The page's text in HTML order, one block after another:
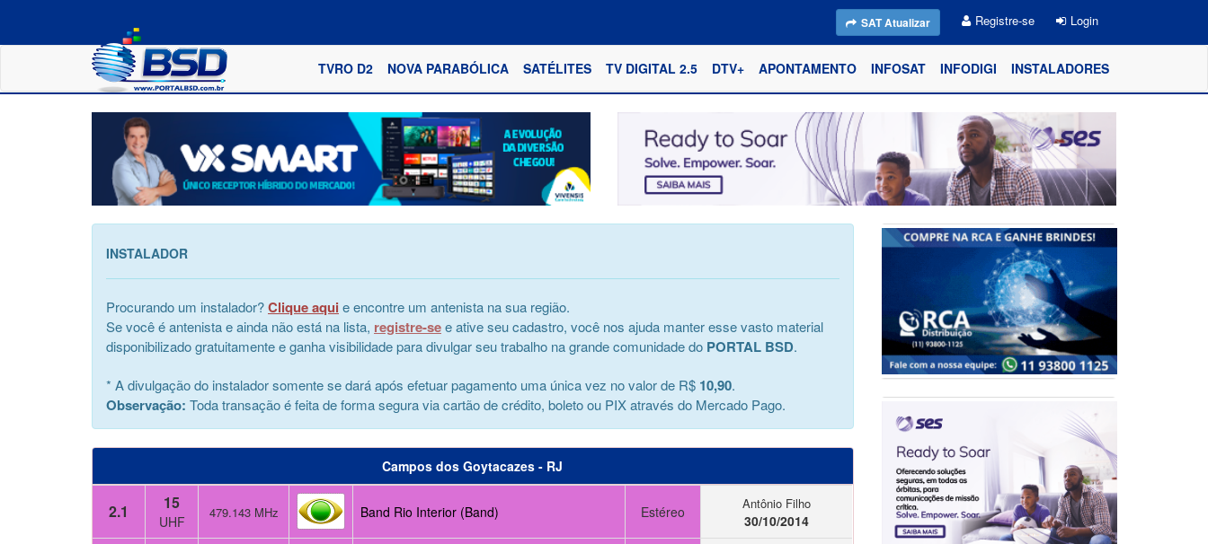
SAT Atualizar Registre-se Login
TVRO D2 NOVA PARABÓLICA SATÉLITES TV DIGITAL 2.5 DTV+ APONTAMENTO INFOSAT INFODIGI INSTALADORES
INSTALADOR
Procurando um instalador?Clique aqui e encontre um antenista na sua região.
Se você é antenista e ainda não está na lista, registre-see ative seu cadastro, você nos ajuda manter esse vasto material
disponibilizado gratuitamente e ganha visibilidade para divulgar seu trabalho na grande comunidade do PORTAL BSD.
* A divulgação do instalador somente se dará após efetuar pagamento uma única vez no valor de R$ 10,90.
Observação: Toda transação é feita de forma segura via cartão de crédito, boleto ou PIX através do Mercado Pago.
Campos dos Goytacazes - RJ
2.1 15
UHF
479.143 MHz Band Rio Interior (Band) Estéreo Antônio Filho
30/10/2014